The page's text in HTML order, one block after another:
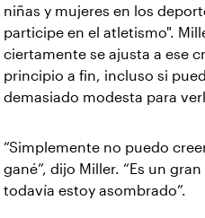
niñas y mujeres en los
participe en el atletismo".
ciertamente se ajusta a ese
principio a fin, incluso si
demasiado modesta para
“Simplemente no puedo
gané”, dijo Miller. “Es un
todavía estoy asombrado”.